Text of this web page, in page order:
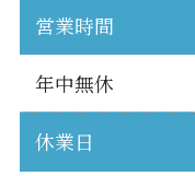
営業時間
年中無休
休業日